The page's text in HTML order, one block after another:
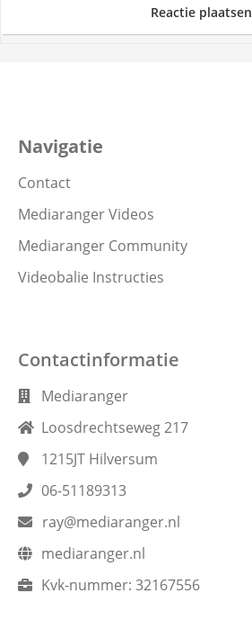
Reactie plaatsen
Navigatie
Contact
Mediaranger Videos
Mediaranger Community
Videobalie Instructies
Contactinformatie
Mediaranger
Loosdrechtseweg 217
1215JT Hilversum
06-51189313
ray@mediaranger.nl
mediaranger.nl
Kvk-nummer: 32167556